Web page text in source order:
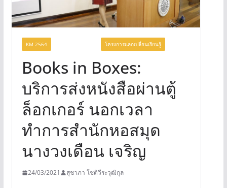
KM 2564 โครงการแลกเปลี่ยนเรียนรู้
Books in Boxes:
บริการส่งหนังสือผ่านตู้
ล็อกเกอร์ นอกเวลา
ทำการสำนักหอสมุด
นางวงเดือน เจริญ
24/03/2021 สุชาภา โชติวีระวุฒิกุล